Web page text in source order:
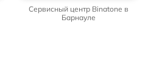
Сервисный центр Binatone в
Барнауле